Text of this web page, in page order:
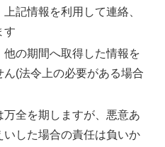
記情報を利用して連絡、
す
他の期間へ取得した情報を
(法令上の必要がある場合
全を期しますが、悪意あ
いした場合の責任は負いか